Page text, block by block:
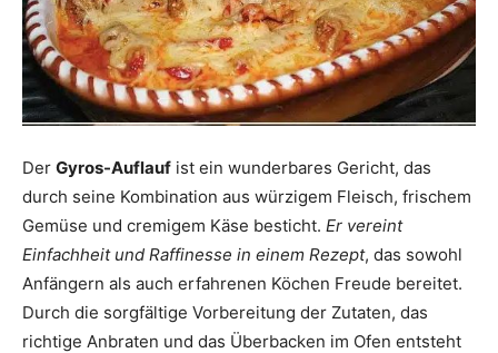
Der Gyros-Auflauf ist ein wunderbares Gericht, das
durch seine Kombination aus würzigem Fleisch, frischem
Gemüse und cremigem Käse besticht. Er vereint
Einfachheit und Raffinesse in einem Rezept, das sowohl
Anfängern als auch erfahrenen Köchen Freude bereitet.
Durch die sorgfältige Vorbereitung der Zutaten, das
richtige Anbraten und das Überbacken im Ofen entsteht